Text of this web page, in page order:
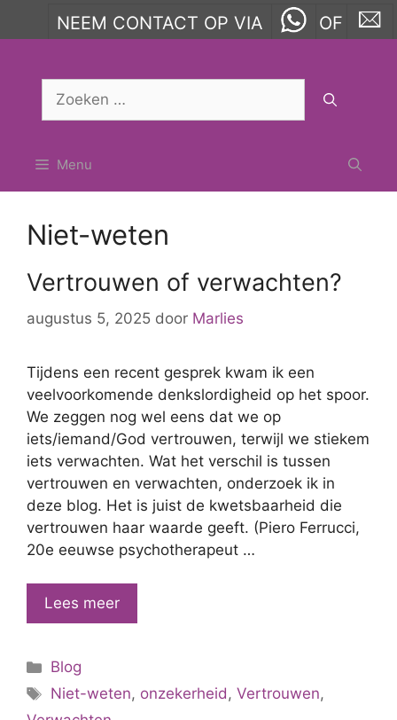
NEEM CONTACT OP VIA OF
Zoek
Menu
Niet-weten
Vertrouwen of verwachten?
augustus 5, 2025 door Marlies
Tijdens een recent gesprek kwam ik een
veelvoorkomende denkslordigheid op het spoor.
We zeggen nog wel eens dat we op
iets/iemand/God vertrouwen, terwijl we stiekem
iets verwachten. Wat het verschil is tussen
vertrouwen en verwachten, onderzoek ik in
deze blog. Het is juist de kwetsbaarheid die
vertrouwen haar waarde geeft. (Piero Ferrucci,
20e eeuwse psychotherapeut …
Lees meerVertrouwen
of
Categorieën
Blog
Tags
Niet-weten, onzekerheid,Vertrouwen,